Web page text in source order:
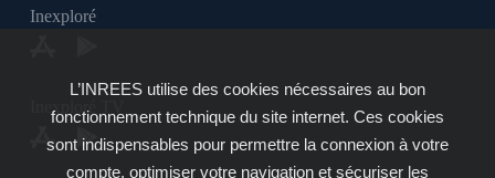
Inexploré
Inexploré TV
L’INREES utilise des cookies nécessaires au bon
fonctionnement technique du site internet. Ces cookies
sont indispensables pour permettre la connexion à votre
compte, optimiser votre navigation et sécuriser les